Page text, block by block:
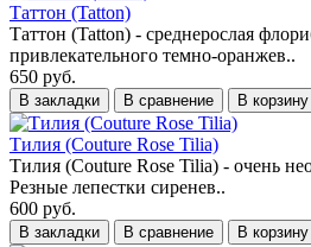
Таттон (Tatton)
Таттон (Tatton) - среднерослая
привлекательного темно-оранжев..
650 руб.
В закладки В сравнение В корзину
Тилия (Couture Rose Tilia)
Тилия (Couture Rose Tilia) - очень
Резные лепестки сиренев..
600 руб.
В закладки В сравнение В корзину